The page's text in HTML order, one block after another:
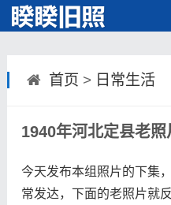
首页 > 日常生活
1940年河北定县老
今天发布本组照片的下集
常发达，下面的老照片就